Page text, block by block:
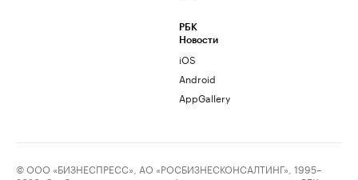
РБК
Новости
iOS
Android
AppGallery
© ООО «БИЗНЕСПРЕСС», АО «РОСБИЗНЕСКОНСАЛТИНГ», 1995–